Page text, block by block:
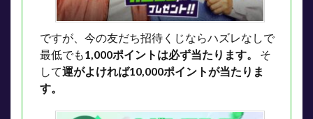
ですが、今の友だち招待くじならハズレなしで
最低でも1,000ポイントは必ず当たります。 そ
して運がよければ10,000ポイントが当たりま
す。